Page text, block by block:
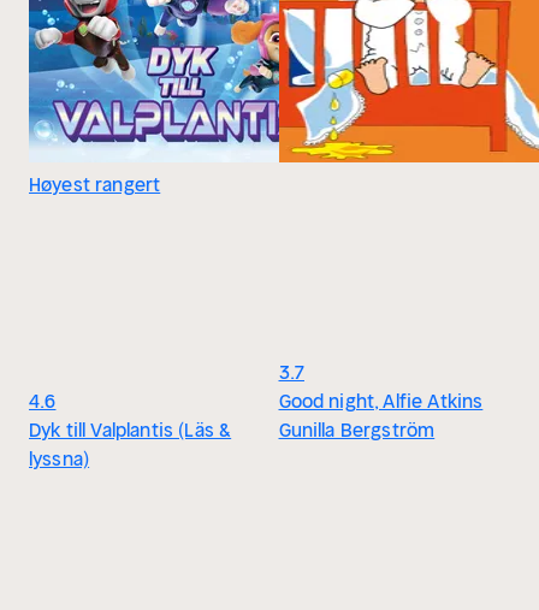
Høyest rangert
4.6
Dyk till Valplantis (Läs &
lyssna)
3.7
Good night, Alfie Atkins
Gunilla Bergström